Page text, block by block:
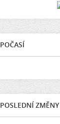
POČASÍ
POSLEDNÍ